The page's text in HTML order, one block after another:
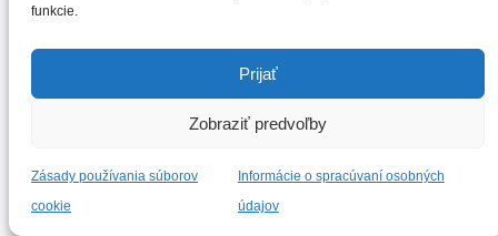
funkcie.
Prijať
Zobraziť predvoľby
Zásady používania súborov
cookie
Informácie o spracúvaní osobných
údajov
Nutričný profil jedálnička pre vaše zdravie
Expand
KONTAKT